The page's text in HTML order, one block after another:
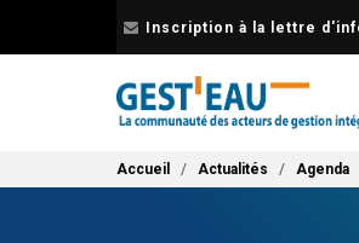
Inscription à la lettre
Fil d'Ariane
Accueil Actualités Agenda